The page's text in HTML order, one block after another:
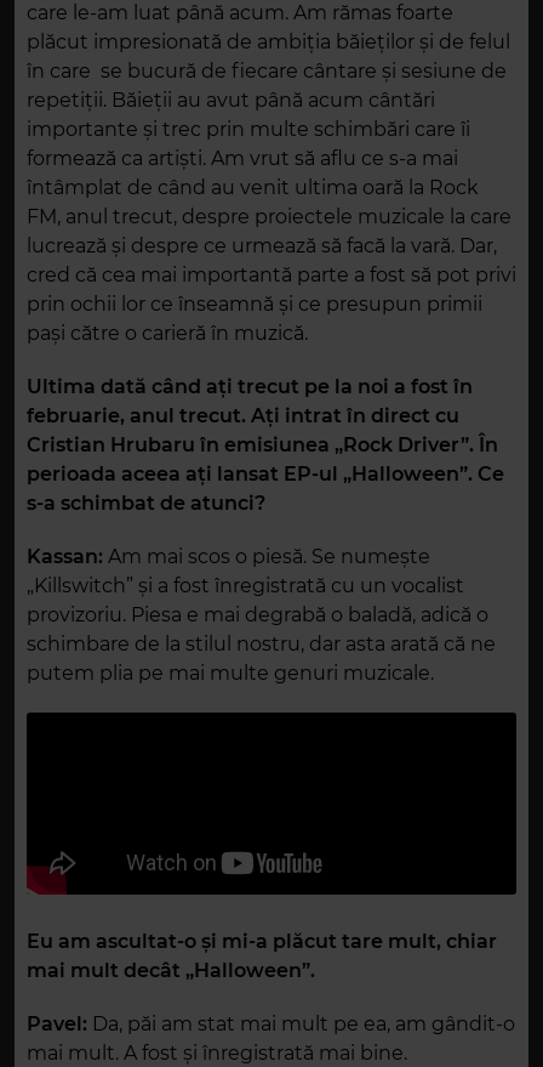
care le-am luat până acum. Am rămas foarte
plăcut impresionată de ambiția băieților și de felul
în care se bucură de fiecare cântare și sesiune de
repetiții. Băieții au avut până acum cântări
importante și trec prin multe schimbări care îi
formează ca artiști. Am vrut să aflu ce s-a mai
întâmplat de când au venit ultima oară la Rock
FM, anul trecut, despre proiectele muzicale la care
lucrează și despre ce urmează să facă la vară. Dar,
cred că cea mai importantă parte a fost să pot privi
prin ochii lor ce înseamnă și ce presupun primii
pași către o carieră în muzică.
Ultima dată când ați trecut pe la noi a fost în
februarie, anul trecut. Ați intrat în direct cu
Cristian Hrubaru în emisiunea „Rock Driver”. În
perioada aceea ați lansat EP-ul „Halloween”. Ce
s-a schimbat de atunci?
Kassan: Am mai scos o piesă. Se numește
„Killswitch” și a fost înregistrată cu un vocalist
provizoriu. Piesa e mai degrabă o baladă, adică o
schimbare de la stilul nostru, dar asta arată că ne
putem plia pe mai multe genuri muzicale.
Eu am ascultat-o și mi-a plăcut tare mult, chiar
mai mult decât „Halloween”.
Pavel: Da, păi am stat mai mult pe ea, am gândit-o
mai mult. A fost și înregistrată mai bine.